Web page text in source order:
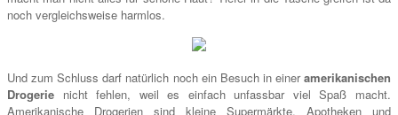
noch vergleichsweise harmlos.
Und zum Schluss darf natürlich noch ein Besuch in eineramerikanischen
Drogerie nicht fehlen, weil es einfach unfassbar viel Spaß macht.
Amerikanische Drogerien sind kleine Supermärkte, Apotheken und